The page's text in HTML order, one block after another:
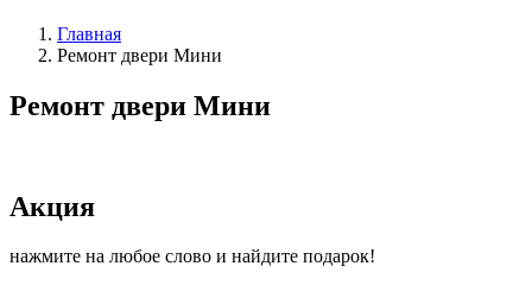
Главная
Ремонт двери Мини
Ремонт двери Мини
Акция
нажмите на любое слово и найдите подарок!